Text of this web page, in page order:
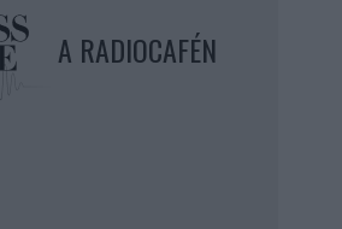
A RADIOCAFÉN